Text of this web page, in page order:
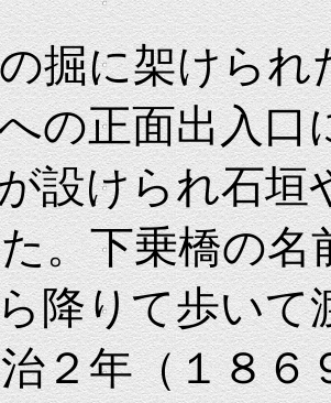
に架けられ
の正面出入口
設けられ石垣
。下乗橋の名
降りて歩いて
２年（１８６